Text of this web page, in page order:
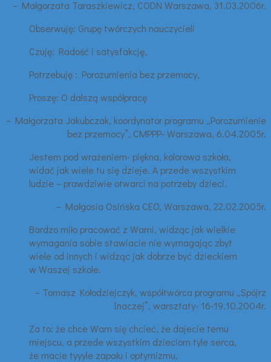
– Małgorzata Taraszkiewicz, CODN Warszawa, 31.03.2006r.
Obserwuję: Grupę twórczych nauczycieli
Czuję: Radość i satysfakcję,
Potrzebuję : Porozumienia bez przemocy,
Proszę: O dalszą współpracę
– Małgorzata Jakubczak, koordynator programu „Porozumienie
bez przemocy”, CMPPP- Warszawa, 6.04.2005r.
Jestem pod wrażeniem- piękna, kolorowa szkoła,
widać jak wiele tu się dzieje. A przede wszystkim
ludzie – prawdziwie otwarci na potrzeby dzieci.
– Małgosia Osińska CEO, Warszawa, 22.02.2005r.
Bardzo miło pracować z Wami, widząc jak wielkie
wymagania sobie stawiacie nie wymagając zbyt
wiele od innych i widząc jak dobrze być dzieckiem
w Waszej szkole.
– Tomasz Kołodziejczyk, współtwórca programu „Spójrz
Inaczej”, warsztaty- 16-19.10.2004r.
Za to: że chce Wam się chcieć, że dajecie temu
miejscu, a przede wszystkim dzieciom tyle serca,
że macie tyyyle zapału i optymizmu.